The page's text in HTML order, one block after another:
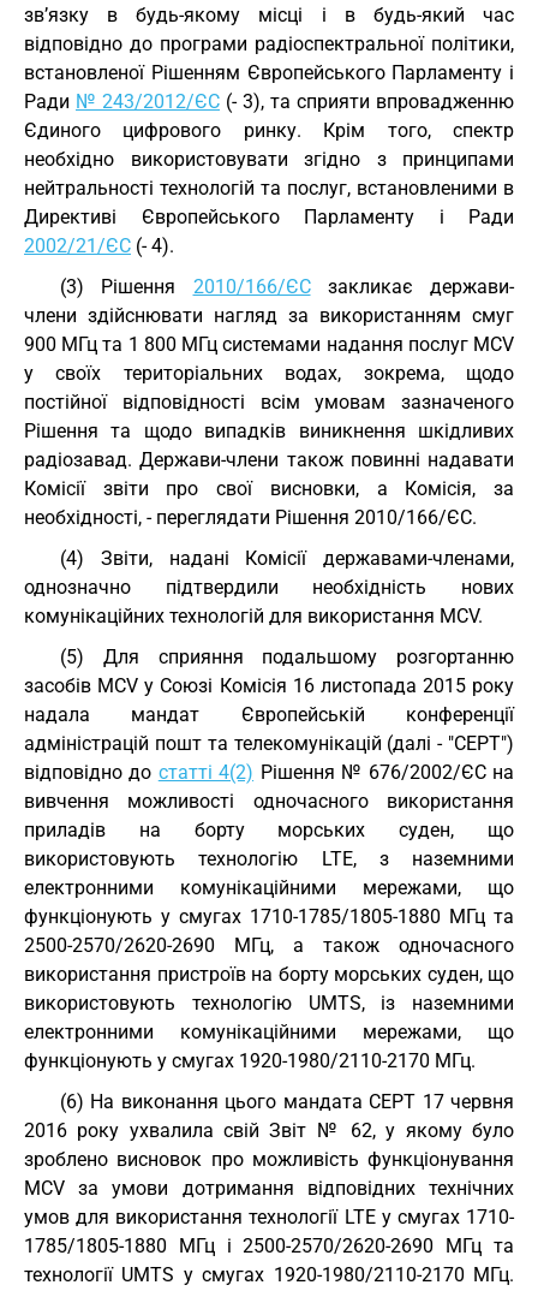
зв’язку в будь-якому місці і в будь-який час
відповідно до програми радіоспектральної політики,
встановленої Рішенням Європейського Парламенту і
Ради № 243/2012/ЄС (- 3), та сприяти впровадженню
Єдиного цифрового ринку. Крім того, спектр
необхідно використовувати згідно з принципами
нейтральності технологій та послуг, встановленими в
Директиві Європейського Парламенту і Ради
2002/21/ЄС (- 4).
(3) Рішення 2010/166/ЄСзакликає держави-
члени здійснювати нагляд за використанням смуг
900 МГц та 1 800 МГц системами надання послуг MCV
у своїх територіальних водах, зокрема, щодо
постійної відповідності всім умовам зазначеного
Рішення та щодо випадків виникнення шкідливих
радіозавад. Держави-члени також повинні надавати
Комісії звіти про свої висновки, а Комісія, за
необхідності, - переглядати Рішення 2010/166/ЄС.
(4) Звіти, надані Комісії державами-членами,
однозначно підтвердили необхідність нових
комунікаційних технологій для використання MCV.
(5) Для сприяння подальшому розгортанню
засобів MCV у Союзі Комісія 16 листопада 2015 року
надала мандат Європейській конференції
адміністрацій пошт та телекомунікацій (далі - "CEPT")
відповідно до статті 4(2) Рішення № 676/2002/ЄС на
вивчення можливості одночасного використання
приладів на борту морських суден, що
використовують технологію LTE, з наземними
електронними комунікаційними мережами, що
функціонують у смугах 1710-1785/1805-1880 МГц та
2500-2570/2620-2690 МГц, а також одночасного
використання пристроїв на борту морських суден, що
використовують технологію UMTS, із наземними
електронними комунікаційними мережами, що
функціонують у смугах 1920-1980/2110-2170 МГц.
(6) На виконання цього мандата CEPT 17 червня
2016 року ухвалила свій Звіт № 62, у якому було
зроблено висновок про можливість функціонування
MCV за умови дотримання відповідних технічних
умов для використання технології LTE у смугах 1710-
1785/1805-1880 МГц і 2500-2570/2620-2690 МГц та
технології UMTS у смугах 1920-1980/2110-2170 МГц.